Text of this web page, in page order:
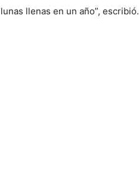
llenas en un año”, escribió.